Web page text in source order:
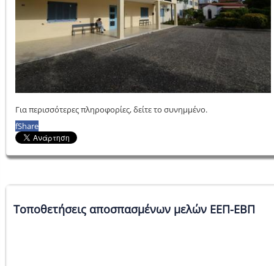
Για περισσότερες πληροφορίες, δείτε το συνημμένο.
fShare
Τοποθετήσεις αποσπασμένων μελών ΕΕΠ-ΕΒΠ